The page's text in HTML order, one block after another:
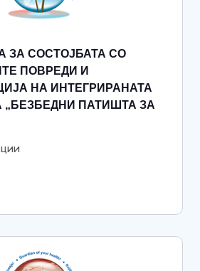
ЗА СОСТОЈБАТА СО
ПОВРЕДИ И
НА ИНТЕГРИРАНАТА
„БЕЗБЕДНИ ПАТИШТА ЗА